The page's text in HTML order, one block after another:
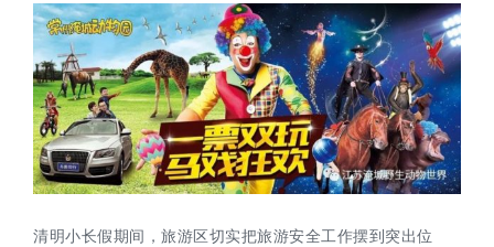
清明小长假期间，旅游区切实把旅游安全工作摆到突出位